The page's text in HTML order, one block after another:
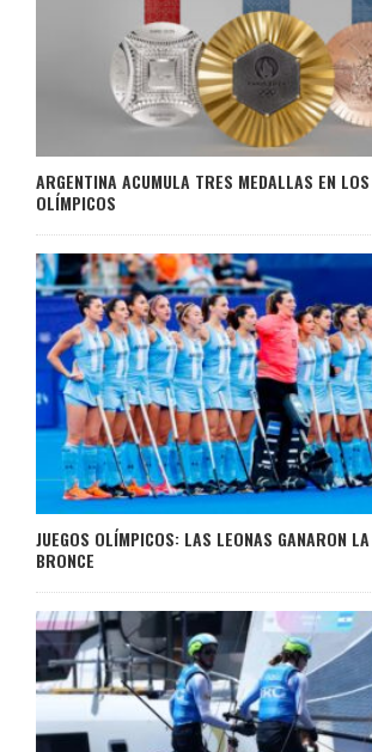
ARGENTINA ACUMULA TRES MEDALLAS EN LOS
OLÍMPICOS
JUEGOS OLÍMPICOS: LAS LEONAS GANARON
BRONCE